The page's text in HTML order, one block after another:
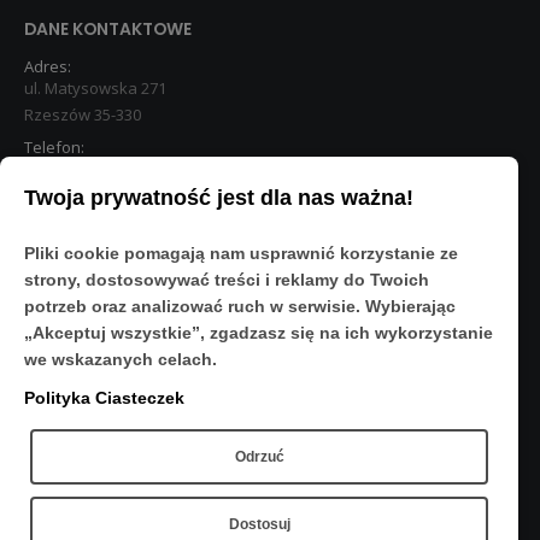
DANE KONTAKTOWE
Adres:
ul. Matysowska 271
Rzeszów 35-330
Telefon:
STREFA KLIENTA
Moje konto
O Nas
Polityka prywatności
Regulamin
FAQ
OBSERWUJ NAS
Twoja prywatność jest dla nas ważna!
Pliki cookie pomagają nam usprawnić korzystanie ze
strony, dostosowywać treści i reklamy do Twoich
potrzeb oraz analizować ruch w serwisie. Wybierając
„Akceptuj wszystkie”, zgadzasz się na ich wykorzystanie
we wskazanych celach.
Polityka Ciasteczek
Odrzuć
Dostosuj